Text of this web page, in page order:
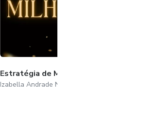
Estratégia de Milhões
Izabella Andrade Neves